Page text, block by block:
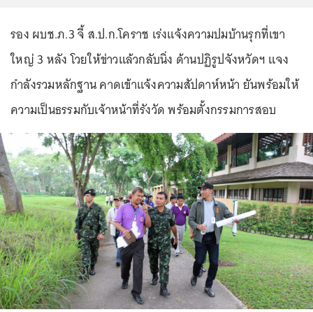
รอง ผบช.ภ.3 จี้ ส.ป.ก.โคราช เร่งแจ้งความปมบ้านรุกที่เขา
ใหญ่ 3 หลัง โวยให้ข่าวแล้วกลับนิ่ง ด้านปฏิรูปจังหวัดฯ แจง
กำลังรวมหลักฐาน คาดเข้าแจ้งความสัปดาห์หน้า ยันพร้อมให้
ความเป็นธรรมกับเจ้าหน้าที่รังวัด พร้อมตั้งกรรมการสอบ